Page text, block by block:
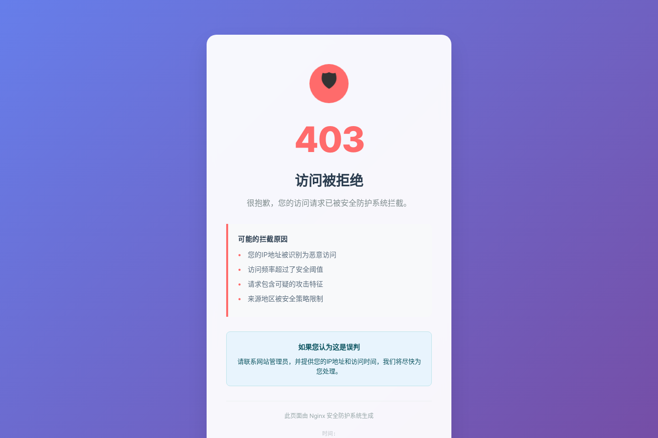
403
访问被拒绝
很抱歉，您的访问请求已被安全防护系统拦截。
可能的拦截原因
您的IP地址被识别为恶意访问
访问频率超过了安全阈值
请求包含可疑的攻击特征
来源地区被安全策略限制
如果您认为这是误判
请联系网站管理员，并提供您的IP地址和访问时间，我们将尽快为
您处理。
此页面由 Nginx 安全防护系统生成
时间: